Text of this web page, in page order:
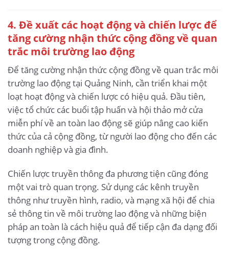
4. Đề xuất các hoạt động và chiến lược để
tăng cường nhận thức cộng đồng về quan
trắc môi trường lao động
Để tăng cường nhận thức cộng đồng về quan trắc môi
trường lao động tại Quảng Ninh, cần triển khai một
loạt hoạt động và chiến lược có hiệu quả. Đầu tiên,
việc tổ chức các buổi tập huấn và hội thảo mở cửa
miễn phí về an toàn lao động sẽ giúp nâng cao kiến
thức của cả cộng đồng, từ người lao động cho đến các
doanh nghiệp và gia đình.
Chiến lược truyền thông đa phương tiện cũng đóng
một vai trò quan trọng. Sử dụng các kênh truyền
thông như truyền hình, radio, và mạng xã hội để chia
sẻ thông tin về môi trường lao động và những biện
pháp an toàn là cách hiệu quả để tiếp cận đa dạng đối
tượng trong cộng đồng.